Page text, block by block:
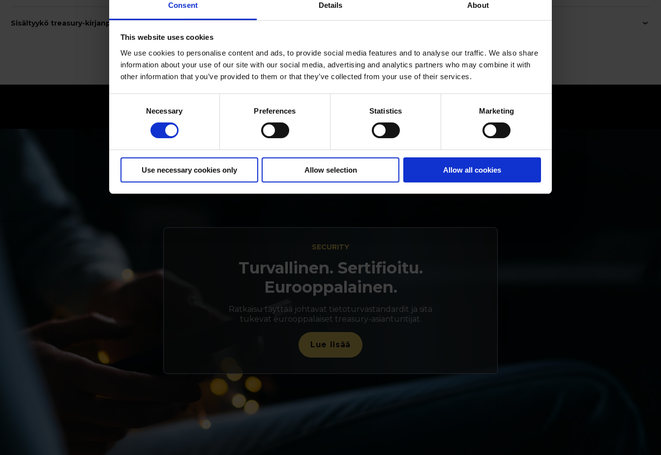
Consent Details About
This website uses cookies
We use cookies to personalise content and ads, to provide social media features and to analyse our traffic. We also share
information about your use of our site with our social media, advertising and analytics partners who may combine it with
other information that you’ve provided to them or that they’ve collected from your use of their services.
Necessary Preferences Statistics Marketing
Use necessary cookies only Allow selection Allow all cookies
Sisältyykö treasury-kirjanpito?
asiakkaistamme antaa meille erinomaisen arvosanan.
SECURITY
Turvallinen. Sertifioitu.
Eurooppalainen.
Ratkaisu täyttää johtavat tietoturvastandardit ja sitä
tukevat eurooppalaiset treasury-asiantuntijat.
Lue lisää